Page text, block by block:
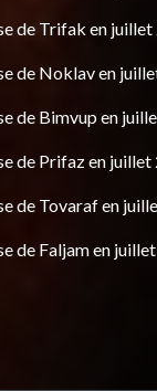
de Trifak en juillet
de Noklav en
de Bimvup en
de Prifaz en juillet
de Tovaraf en
de Faljam en